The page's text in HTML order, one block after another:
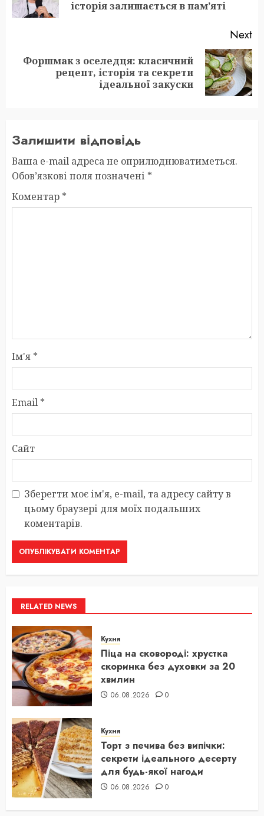
історія залишається в пам’яті
Next
Next
Форшмак з оселедця: класичний
рецепт, історія та секрети
ідеальної закуски
Залишити відповідь
Ваша e-mail адреса не оприлюднюватиметься.
Обов’язкові поля позначені *
Коментар *
Ім'я *
Email *
Сайт
Зберегти моє ім'я, e-mail, та адресу сайту в
цьому браузері для моїх подальших
коментарів.
RELATED NEWS
Кухня
Піца на сковороді: хрустка
скоринка без духовки за 20
хвилин
06.08.2026 0
Кухня
Торт з печива без випічки:
секрети ідеального десерту
для будь-якої нагоди
06.08.2026 0